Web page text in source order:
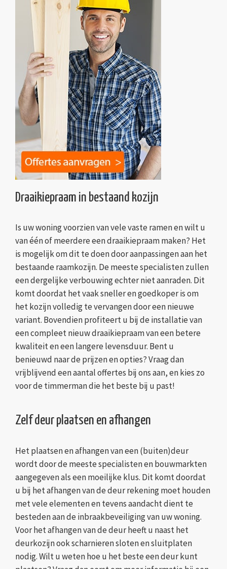
Draaikiepraam in bestaand kozijn
Is uw woning voorzien van vele vaste ramen en wilt u
van één of meerdere een draaikiepraam maken? Het
is mogelijk om dit te doen door aanpassingen aan het
bestaande raamkozijn. De meeste specialisten zullen
een dergelijke verbouwing echter niet aanraden. Dit
komt doordat het vaak sneller en goedkoper is om
het kozijn volledig te vervangen door een nieuwe
variant. Bovendien profiteert u bij de installatie van
een compleet nieuw draaikiepraam van een betere
kwaliteit en een langere levensduur. Bent u
benieuwd naar de prijzen en opties? Vraag dan
vrijblijvend een aantal offertes bij ons aan, en kies zo
voor de timmerman die het beste bij u past!
Zelf deur plaatsen en afhangen
Het plaatsen en afhangen van een (buiten)deur
wordt door de meeste specialisten en bouwmarkten
aangegeven als een moeilijke klus. Dit komt doordat
u bij het afhangen van de deur rekening moet houden
met vele elementen en tevens aandacht dient te
besteden aan de inbraakbeveiliging van uw woning.
Voor het afhangen van de deur heeft u naast het
deurkozijn ook scharnieren sloten en sluitplaten
nodig. Wilt u weten hoe u het beste een deur kunt